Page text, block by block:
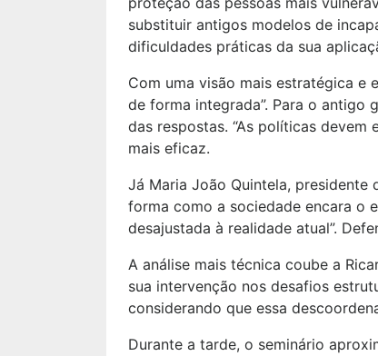
substituir antigos modelos de
dificuldades práticas da sua
Com uma visão mais estratégica e
de forma integrada”. Para o antigo
das respostas. “As políticas devem
mais eficaz.
Já Maria João Quintela,
forma como a sociedade encara o
desajustada à realidade atual”.
A análise mais técnica coube a
sua intervenção nos desafios
considerando que essa
Durante a tarde, o seminário